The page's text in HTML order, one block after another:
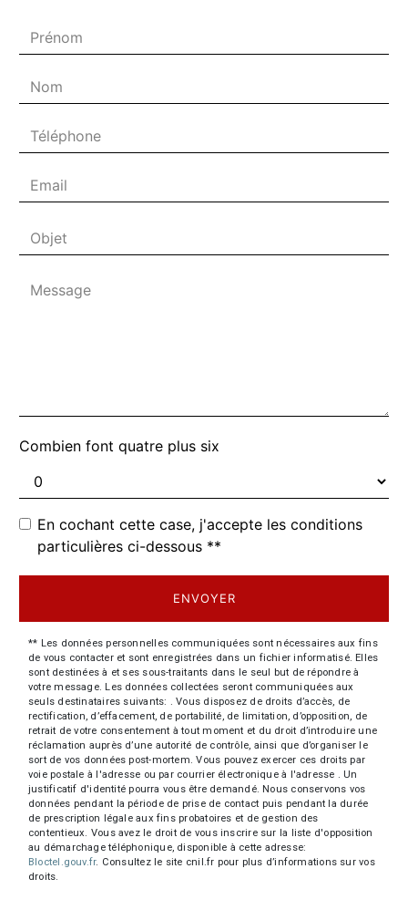
Combien font quatre plus six
En cochant cette case, j'accepte les conditions
particulières ci-dessous **
ENVOYER
** Les données personnelles communiquées sont nécessaires aux fins
de vous contacter et sont enregistrées dans un fichier informatisé. Elles
sont destinées à et ses sous-traitants dans le seul but de répondre à
votre message. Les données collectées seront communiquées aux
seuls destinataires suivants: . Vous disposez de droits d’accès, de
rectification, d’effacement, de portabilité, de limitation, d’opposition, de
retrait de votre consentement à tout moment et du droit d’introduire une
réclamation auprès d’une autorité de contrôle, ainsi que d’organiser le
sort de vos données post-mortem. Vous pouvez exercer ces droits par
voie postale à l'adresse ou par courrier électronique à l'adresse . Un
justificatif d'identité pourra vous être demandé. Nous conservons vos
données pendant la période de prise de contact puis pendant la durée
de prescription légale aux fins probatoires et de gestion des
contentieux. Vous avez le droit de vous inscrire sur la liste d'opposition
au démarchage téléphonique, disponible à cette adresse:
Bloctel.gouv.fr. Consultez le site cnil.fr pour plus d’informations sur vos
droits.